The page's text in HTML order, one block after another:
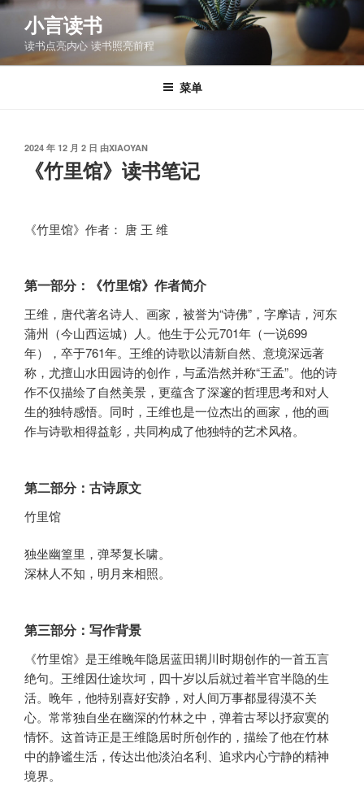
跳
容
小言读书
读书点亮内心 读书照亮前程
菜单
发
2024 年 12 月 2 日 由XIAOYAN
《竹里馆》读书笔记
《竹里馆》作者： 唐 王 维
第一部分：《竹里馆》作者简介
王维，唐代著名诗人、画家，被誉为“诗佛”，字摩诘，河东
蒲州（今山西运城）人。他生于公元701年（一说699
年），卒于761年。王维的诗歌以清新自然、意境深远著
称，尤擅山水田园诗的创作，与孟浩然并称“王孟”。他的诗
作不仅描绘了自然美景，更蕴含了深邃的哲理思考和对人
生的独特感悟。同时，王维也是一位杰出的画家，他的画
作与诗歌相得益彰，共同构成了他独特的艺术风格。
第二部分：古诗原文
竹里馆
独坐幽篁里，弹琴复长啸。
深林人不知，明月来相照。
第三部分：写作背景
《竹里馆》是王维晚年隐居蓝田辋川时期创作的一首五言
绝句。王维因仕途坎坷，四十岁以后就过着半官半隐的生
活。晚年，他特别喜好安静，对人间万事都显得漠不关
心。常常独自坐在幽深的竹林之中，弹着古琴以抒寂寞的
情怀。这首诗正是王维隐居时所创作的，描绘了他在竹林
中的静谧生活，传达出他淡泊名利、追求内心宁静的精神
境界。